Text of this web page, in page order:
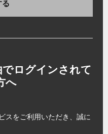
る
ログインされて
へ
スをご利用いただき、誠に